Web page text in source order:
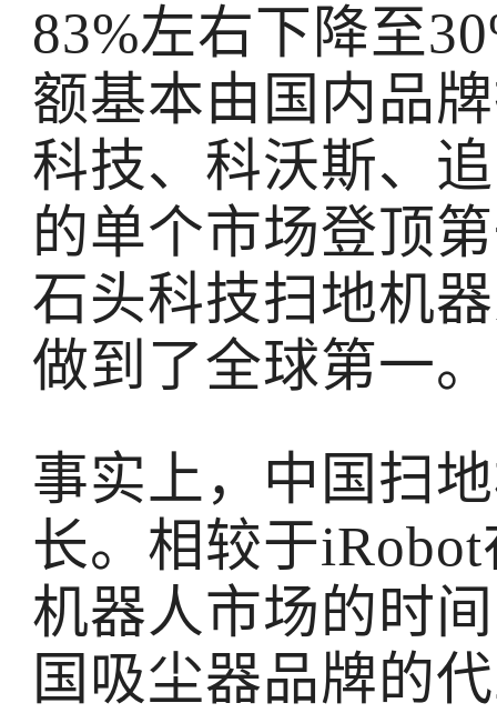
83%左右下降至
额基本由国内品
科技、科沃斯、
的单个市场登顶
石头科技扫地机
做到了全球第一。
事实上，中国扫
长。相较于
机器人市场的时
国吸尘器品牌的